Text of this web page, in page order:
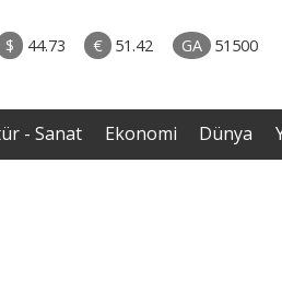
$ 44.73 € 51.42 GA 51500
/ Davut
Gazi Benli
- Sanat Ekonomi Dünya